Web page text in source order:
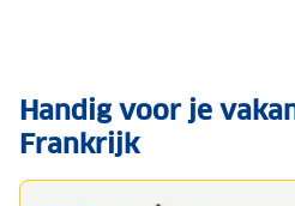
Handig voor je
Frankrijk